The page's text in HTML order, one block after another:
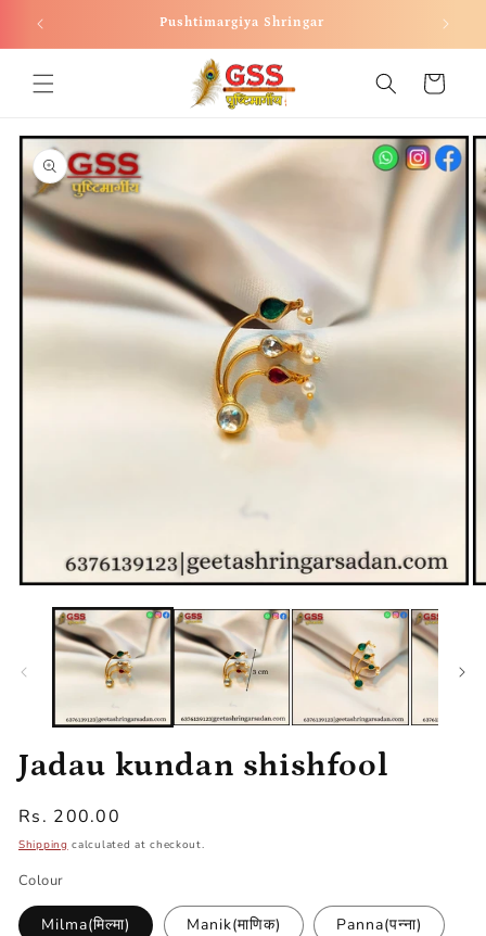
Skip to
content
Pushtimargiya Shringar
Cart
Skip to
product
information
media
modal
Jadau kundan shishfool
Regular
price
Rs. 200.00
Shipping calculated at checkout.
Colour
Milma(मिल्मा) Manik(माणिक) Panna(पन्ना)